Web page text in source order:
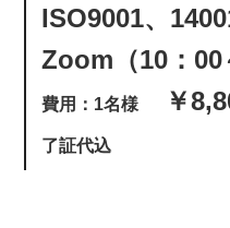
ISO9001、
Zoom （10：
費用：1名様 ￥
了証代込